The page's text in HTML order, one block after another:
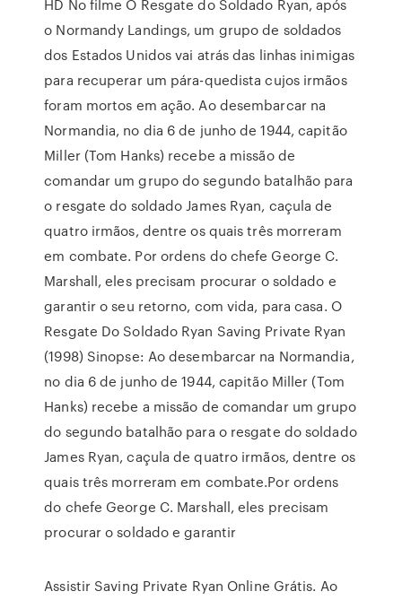
HD No filme O Resgate do Soldado Ryan, após
o Normandy Landings, um grupo de soldados
dos Estados Unidos vai atrás das linhas inimigas
para recuperar um pára-quedista cujos irmãos
foram mortos em ação. Ao desembarcar na
Normandia, no dia 6 de junho de 1944, capitão
Miller (Tom Hanks) recebe a missão de
comandar um grupo do segundo batalhão para
o resgate do soldado James Ryan, caçula de
quatro irmãos, dentre os quais três morreram
em combate. Por ordens do chefe George C.
Marshall, eles precisam procurar o soldado e
garantir o seu retorno, com vida, para casa. O
Resgate Do Soldado Ryan Saving Private Ryan
(1998) Sinopse: Ao desembarcar na Normandia,
no dia 6 de junho de 1944, capitão Miller (Tom
Hanks) recebe a missão de comandar um grupo
do segundo batalhão para o resgate do soldado
James Ryan, caçula de quatro irmãos, dentre os
quais três morreram em combate.Por ordens
do chefe George C. Marshall, eles precisam
procurar o soldado e garantir
Assistir Saving Private Ryan Online Grátis. Ao